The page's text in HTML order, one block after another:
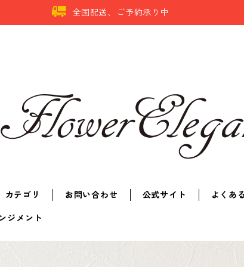
全国配送、ご予約承り中
カテゴリ お問い合わせ 公式サイト よくあ
ジメント